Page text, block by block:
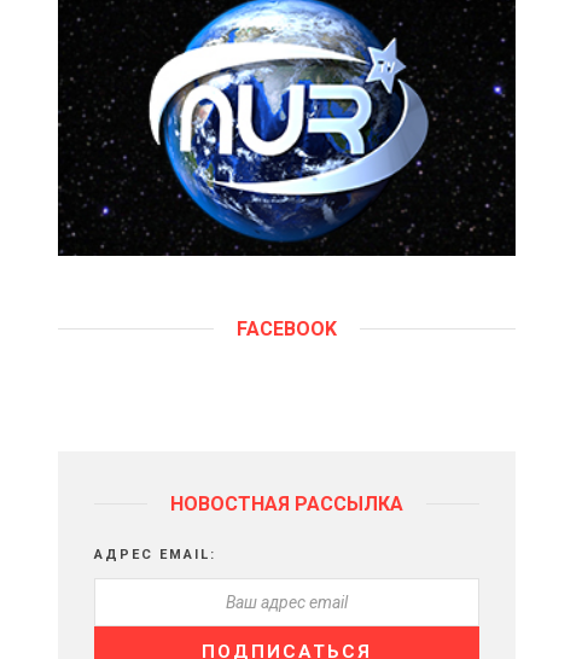
FACEBOOK
НОВОСТНАЯ РАССЫЛКА
АДРЕС EMAIL: